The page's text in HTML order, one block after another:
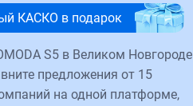
КАСКО в подарок
S5 в Великом Новгороде
предложения от 15
на одной платформе,